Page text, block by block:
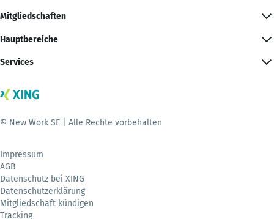
Mitgliedschaften
Hauptbereiche
Services
© New Work SE | Alle Rechte vorbehalten
Impressum
AGB
Datenschutz bei XING
Datenschutzerklärung
Mitgliedschaft kündigen
Tracking